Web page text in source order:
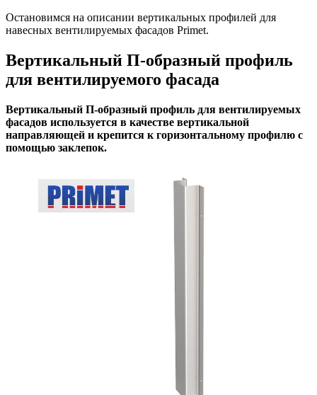
Остановимся на описании вертикальных профилей для
навесных вентилируемых фасадов Primet.
Вертикальный П-образный профиль
для вентилируемого фасада
Вертикальный П-образный профиль для вентилируемых
фасадов используется в качестве вертикальной
направляющей и крепится к горизонтальному профилю с
помощью заклепок.